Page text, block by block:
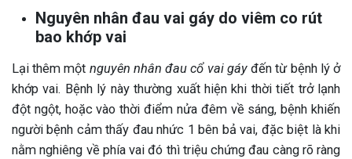
Nguyên nhân đau vai gáy do viêm co rút
bao khớp vai
Lại thêm một nguyên nhân đau cổ vai gáyđến từ bệnh lý ở
khớp vai. Bệnh lý này thường xuất hiện khi thời tiết trở lạnh
đột ngột, hoặc vào thời điểm nửa đêm về sáng, bệnh khiến
người bệnh cảm thấy đau nhức 1 bên bả vai, đặc biệt là khi
nằm nghiêng về phía vai đó thì triệu chứng đau càng rõ ràng